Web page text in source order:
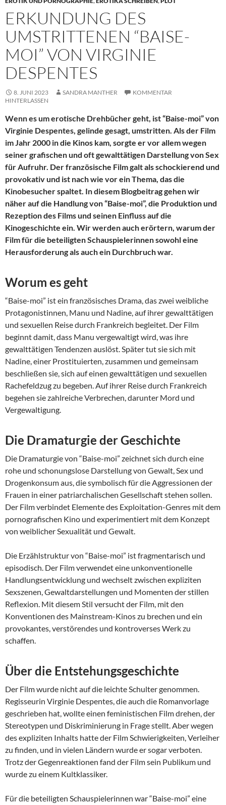
ERKUNDUNG DES
UMSTRITTENEN “BAISE-
MOI” VON VIRGINIE
DESPENTES
8. JUNI 2023 SANDRA MANTHER
KOMMENTAR
HINTERLASSEN
Wenn es um erotische Drehbücher geht, ist “Baise-moi” von
Virginie Despentes, gelinde gesagt, umstritten. Als der Film
im Jahr 2000 in die Kinos kam, sorgte er vor allem wegen
seiner grafischen und oft gewalttätigen Darstellung von Sex
für Aufruhr. Der französische Film galt als schockierend und
provokativ und ist nach wie vor ein Thema, das die
Kinobesucher spaltet. In diesem Blogbeitrag gehen wir
näher auf die Handlung von “Baise-moi”, die Produktion und
Rezeption des Films und seinen Einfluss auf die
Kinogeschichte ein. Wir werden auch erörtern, warum der
Film für die beteiligten Schauspielerinnen sowohl eine
Herausforderung als auch ein Durchbruch war.
Worum es geht
“Baise-moi” ist ein französisches Drama, das zwei weibliche
Protagonistinnen, Manu und Nadine, auf ihrer gewalttätigen
und sexuellen Reise durch Frankreich begleitet. Der Film
beginnt damit, dass Manu vergewaltigt wird, was ihre
gewalttätigen Tendenzen auslöst. Später tut sie sich mit
Nadine, einer Prostituierten, zusammen und gemeinsam
beschließen sie, sich auf einen gewalttätigen und sexuellen
Rachefeldzug zu begeben. Auf ihrer Reise durch Frankreich
begehen sie zahlreiche Verbrechen, darunter Mord und
Vergewaltigung.
Die Dramaturgie der Geschichte
Die Dramaturgie von “Baise-moi” zeichnet sich durch eine
rohe und schonungslose Darstellung von Gewalt, Sex und
Drogenkonsum aus, die symbolisch für die Aggressionen der
Frauen in einer patriarchalischen Gesellschaft stehen sollen.
Der Film verbindet Elemente des Exploitation-Genres mit dem
pornografischen Kino und experimentiert mit dem Konzept
von weiblicher Sexualität und Gewalt.
Die Erzählstruktur von “Baise-moi” ist fragmentarisch und
episodisch. Der Film verwendet eine unkonventionelle
Handlungsentwicklung und wechselt zwischen expliziten
Sexszenen, Gewaltdarstellungen und Momenten der stillen
Reflexion. Mit diesem Stil versucht der Film, mit den
Konventionen des Mainstream-Kinos zu brechen und ein
provokantes, verstörendes und kontroverses Werk zu
schaffen.
Über die Entstehungsgeschichte
Der Film wurde nicht auf die leichte Schulter genommen.
Regisseurin Virginie Despentes, die auch die Romanvorlage
geschrieben hat, wollte einen feministischen Film drehen, der
Stereotypen und Diskriminierung in Frage stellt. Aber wegen
des expliziten Inhalts hatte der Film Schwierigkeiten, Verleiher
zu finden, und in vielen Ländern wurde er sogar verboten.
Trotz der Gegenreaktionen fand der Film sein Publikum und
wurde zu einem Kultklassiker.
Für die beteiligten Schauspielerinnen war “Baise-moi” eine